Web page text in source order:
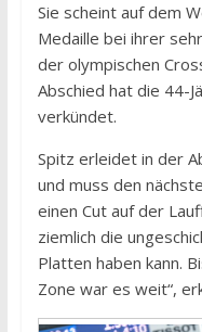
Sie scheint auf dem
Medaille bei ihrer
der olympischen
Abschied hat die 44-
verkündet.
Spitz erleidet in der
und muss den
einen Cut auf der
ziemlich die
Platten haben kann.
Zone war es weit“,